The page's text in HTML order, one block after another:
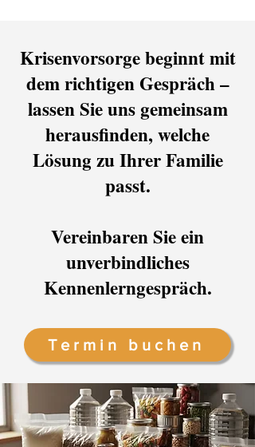
Krisenvorsorge beginnt mit
dem richtigen Gespräch –
lassen Sie uns gemeinsam
herausfinden, welche
Lösung zu Ihrer Familie
passt.
Vereinbaren Sie ein
unverbindliches
Kennenlerngespräch.
Termin buchen